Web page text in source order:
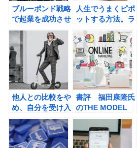
ブルーポンド戦略
で起業を成功させ
る方法。三戸政和
氏の営業はいらな
いの書評
人生でうまくピボ
ットする方法。ラ
ンディ・ザッカー
バーグのピックス
リー: 完璧なアン
バランスのすすめ
の書評
他人との比較をや
め、自分を受け入
れる方法
書評 福田康隆氏
のTHE MODEL